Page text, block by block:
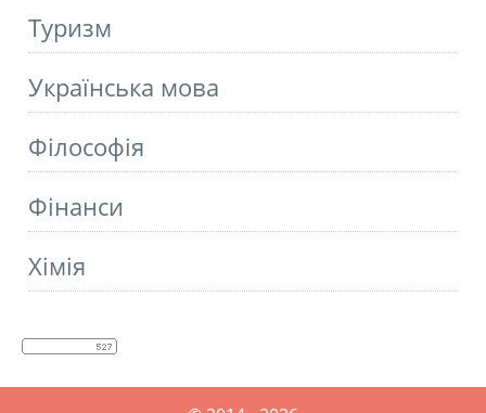
Туризм
Українська мова
Філософія
Фінанси
Хімія